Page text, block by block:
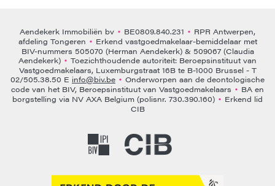
Aendekerk Immobiliën bv • BE0809.840.231 • RPR Antwerpen,
afdeling Tongeren • Erkend vastgoedmakelaar-bemiddelaar met
BIV-nummers 505070 (Herman Aendekerk) & 509067 (Claudia
Aendekerk) • Toezichthoudende autoriteit: Beroepsinstituut van
Vastgoedmakelaars, Luxemburgstraat 16B te B-1000 Brussel - T
02/505.38.50 E info@biv.be • Onderworpen aan de deontologische
code van het BIV, Beroepsinstituut van Vastgoedmakelaars • BA en
borgstelling via NV AXA Belgium (polisnr. 730.390.160) • Erkend lid
CIB